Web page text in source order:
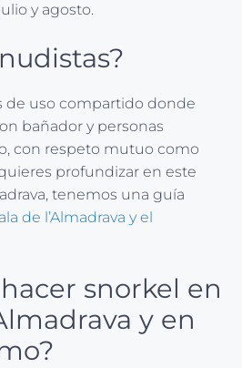
y agosto.
de uso compartido donde
bañador y personas
con respeto mutuo como
profundizar en este
tenemos una guía
de l’Almadrava y el
snorkel en
y en